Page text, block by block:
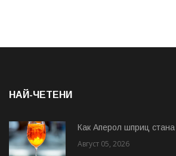
НАЙ-ЧЕТЕНИ
Как Аперол шприц
Август 05, 2026